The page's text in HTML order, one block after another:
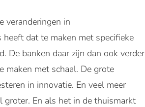
veranderingen in
dat te maken met specifieke
De banken daar zijn dan ook verder
maken met schaal. De grote
in innovatie. En veel meer
groter. En als het in de thuismarkt